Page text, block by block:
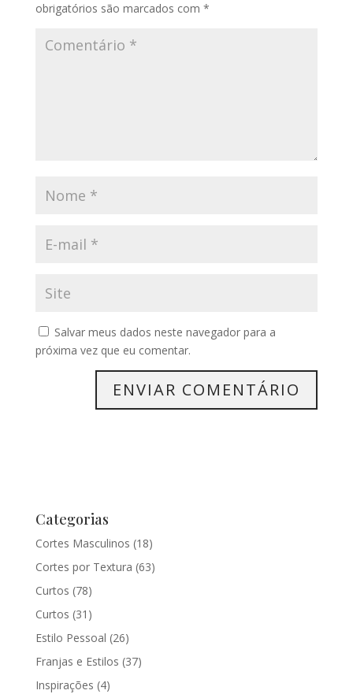
obrigatórios são marcados com *
Salvar meus dados neste navegador para a
próxima vez que eu comentar.
Categorias
Cortes Masculinos (18)
Cortes por Textura (63)
Curtos (78)
Curtos (31)
Estilo Pessoal (26)
Franjas e Estilos (37)
Inspirações (4)